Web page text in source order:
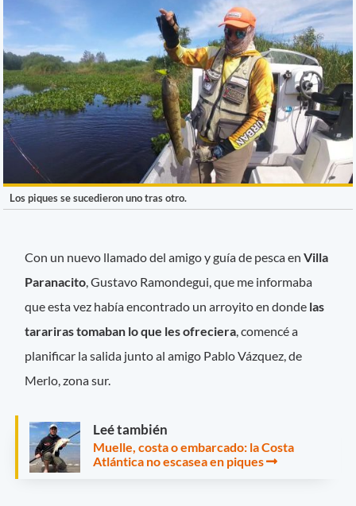
Los piques se sucedieron uno tras otro.
Con un nuevo llamado del amigo y guía de pesca enVilla
Paranacito , Gustavo Ramondegui, que me informaba
que esta vez había encontrado un arroyito en donde las
tarariras tomaban lo que les ofreciera , comencé a
planificar la salida junto al amigo Pablo Vázquez, de
Merlo, zona sur.
Leé también
Muelle, costa o embarcado: la Costa
Atlántica no escasea en piques